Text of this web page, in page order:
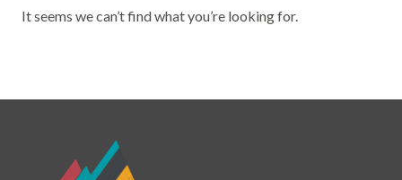
It seems we can’t find what you’re looking for.